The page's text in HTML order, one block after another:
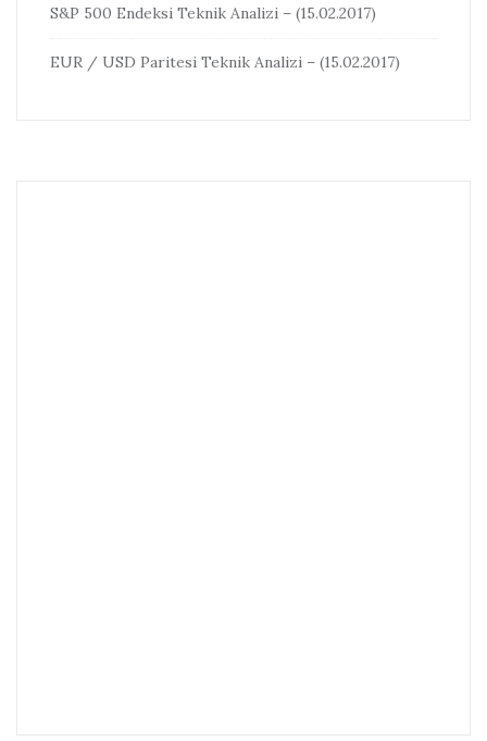
S&P 500 Endeksi Teknik Analizi – (15.02.2017)
EUR / USD Paritesi Teknik Analizi – (15.02.2017)